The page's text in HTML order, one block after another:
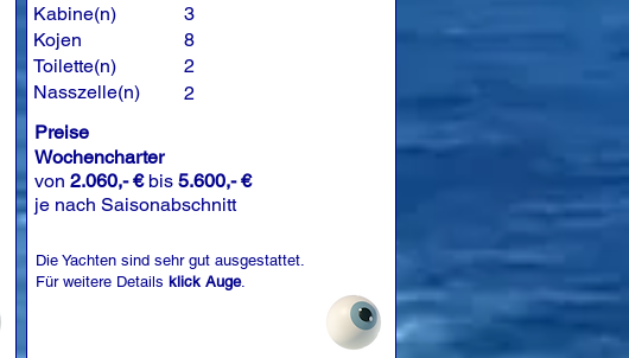
Kabine(n)
Kojen
Toilette(n)
Nasszelle(n)
3
8
2
2
Preise
Wochencharter
von 2.060,- €bis 5.600,- €
je nach Saisonabschnitt
Die Yachten sind sehr gut ausgestattet.
Für weitere Details klick Auge.